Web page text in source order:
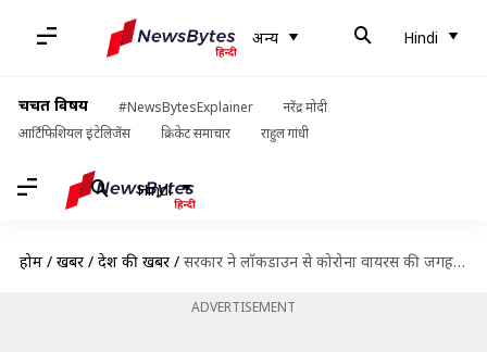
अन्य Hindi
चर्चित विषय #NewsBytesExplainer
नरेंद्र मोदी
आर्टिफिशियल इंटेलिजेंस
क्रिकेट समाचार राहुल गांधी
Hindi
होम / खबरें / देश की खबरें / सरकार ने लॉकडाउन से कोरोना वायरस की जगह अर्थव्यवस्था को धराशाही कर दिया- राजीव बजाज
ADVERTISEMENT